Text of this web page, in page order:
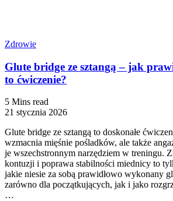
Zdrowie
Glute bridge ze sztangą – jak
to ćwiczenie?
5 Mins read
21 stycznia 2026
Glute bridge ze sztangą to doskonałe
wzmacnia mięśnie pośladków, ale także
je wszechstronnym narzędziem w treningu.
kontuzji i poprawa stabilności miednicy to
jakie niesie za sobą prawidłowo wykonany
zarówno dla początkujących, jak i jako
…